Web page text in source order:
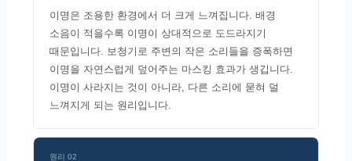
이명은 조용한 환경에서 더 크게 느껴집니다. 배경
소음이 적을수록 이명이 상대적으로 도드라지기
때문입니다. 보청기로 주변의 작은 소리들을 증폭하면
이명을 자연스럽게 덮어주는 마스킹 효과가 생깁니다.
이명이 사라지는 것이 아니라, 다른 소리에 묻혀 덜
느껴지게 되는 원리입니다.
원리 02